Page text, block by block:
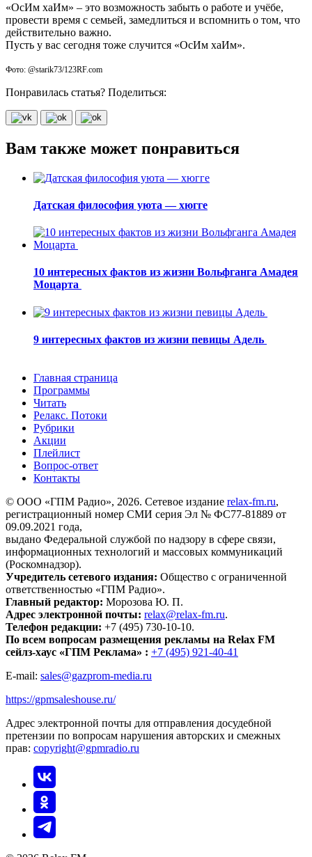
«ОсИм хаИм» – это возможность забыть о работе и учёбе,
провести время с семьей, замедлиться и вспомнить о том, что
действительно важно.
Пусть у вас сегодня тоже случится «ОсИм хаИм».
Фото: @starik73/123RF.com
Понравилась статья? Поделиться:
Вам также может понравиться
Датская философия уюта — хюгге
10 интересных фактов из жизни Вольфганга Амадея
Моцарта
9 интересных фактов из жизни певицы Адель
Главная страница
Программы
Читать
Релакс. Потоки
Рубрики
Акции
Плейлист
Вопрос-ответ
Контакты
© ООО «ГПМ Радио», 2026. Сетевое издание relax-fm.ru,
регистрационный номер СМИ серия Эл № ФС77-81889 от
09.09.2021 года,
выдано Федеральной службой по надзору в сфере связи,
информационных технологий и массовых коммуникаций
(Роскомнадзор).
Учредитель сетевого издания: Общество с ограниченной
ответственностью «ГПМ Радио».
Главный редактор: Морозова Ю. П.
Адрес электронной почты: relax@relax-fm.ru.
Телефон редакции: +7 (495) 730-10-10.
По всем вопросам размещения рекламы на Relax FM
сейлз-хаус «ГПМ Реклама» : +7 (495) 921-40-41
E-mail: sales@gazprom-media.ru
https://gpmsaleshouse.ru/
Адрес электронной почты для отправления досудебной
претензии по вопросам нарушения авторских и смежных
прав: copyright@gpmradio.ru